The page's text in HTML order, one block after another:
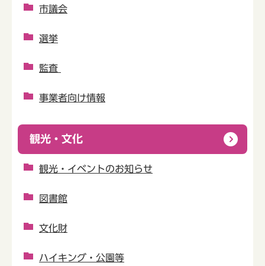
市議会
選挙
監査
事業者向け情報
観光・文化
観光・イベントのお知らせ
図書館
文化財
ハイキング・公園等